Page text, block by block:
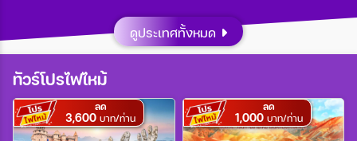
สายการบิน
ดูประเทศทั้งหมด
ทัวร์โปรไฟไหม้
ลด
3,600 บาท/ท่าน
ลด
1,000 บาท/ท่าน